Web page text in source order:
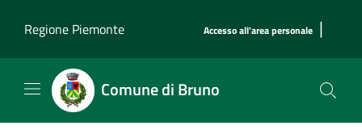
Regione Piemonte
Accesso all'area personale |
Comune di Bruno